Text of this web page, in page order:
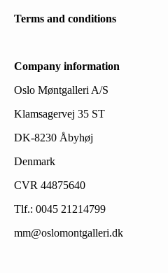
Terms and conditions
Company information
Oslo Møntgalleri A/S
Klamsagervej 35 ST
DK-8230 Åbyhøj
Denmark
CVR 44875640
Tlf.: 0045 21214799
mm@oslomontgalleri.dk